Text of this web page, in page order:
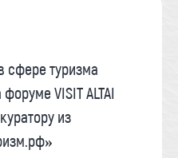
сфере туризма
VISIT ALTAI
из